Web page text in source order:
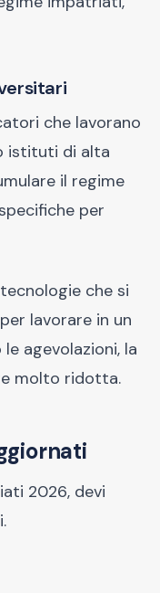
che lavorano
istituti di alta
il regime
per
che si
lavorare in un
agevolazioni, la
molto ridotta.
2026, devi